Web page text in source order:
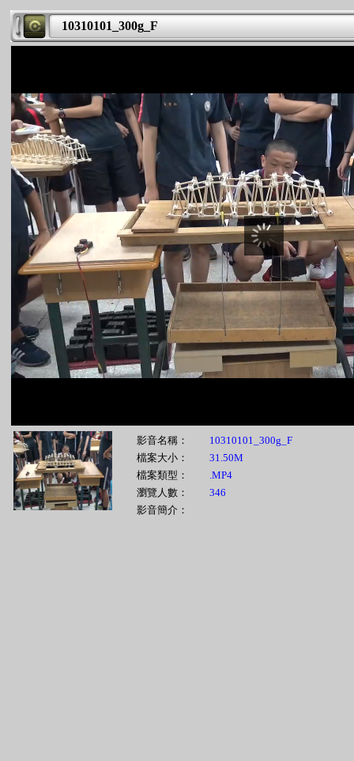
10310101_300g_F
影音名稱：
10310101_300g_F
檔案大小：
31.50M
檔案類型：
.MP4
瀏覽人數：
346
影音簡介：